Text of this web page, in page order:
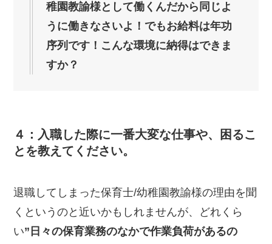
稚園教諭様として働くんだから同じよ
うに働きなさいよ！でもお給料は年功
序列です！こんな環境に納得はできま
すか？
４：入職した際に一番大変な仕事や、困るこ
とを教えてください。
退職してしまった保育士/幼稚園教諭様の理由を聞
くというのと近いかもしれませんが、どれくら
い”日々の保育業務のなかで作業負荷があるの